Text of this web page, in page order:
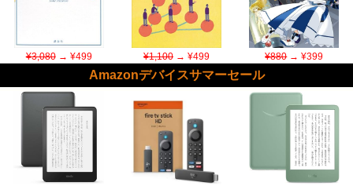
¥3,080→ ¥499 ¥1,100→ ¥499 ¥880→ ¥399
Amazonデバイスサマーセール